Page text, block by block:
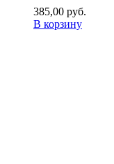
385,00 руб.
В корзину